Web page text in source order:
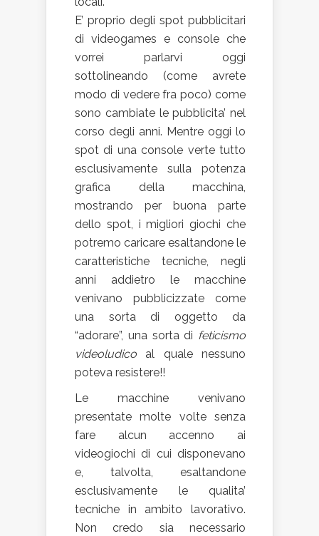
E’ proprio degli spot pubblicitari
di videogames e console che
vorrei parlarvi oggi
sottolineando (come avrete
modo di vedere fra poco) come
sono cambiate le pubblicita’ nel
corso degli anni. Mentre oggi lo
spot di una console verte tutto
esclusivamente sulla potenza
grafica della macchina,
mostrando per buona parte
dello spot, i migliori giochi che
potremo caricare esaltandone le
caratteristiche tecniche, negli
anni addietro le macchine
venivano pubblicizzate come
una sorta di oggetto da
“adorare”, una sorta di feticismo
videoludico al quale nessuno
poteva resistere!!
Le macchine venivano
presentate molte volte senza
fare alcun accenno ai
videogiochi di cui disponevano
e, talvolta, esaltandone
esclusivamente le qualita’
tecniche in ambito lavorativo.
Non credo sia necessario